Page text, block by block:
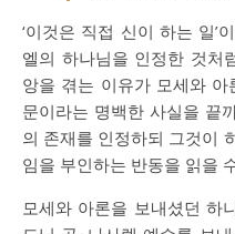
‘이것은 직접 신이 하는 일’
엘의 하나님을 인정한 것처
앙을 겪는 이유가 모세와
문이라는 명백한 사실을 끝
의 존재를 인정하되 그것이
임을 부인하는 반동을 읽을
모세와 아론을 보내셨던 하